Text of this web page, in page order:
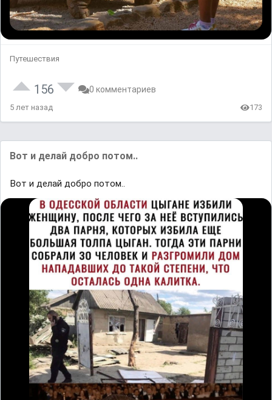
Путешествия
156 0 комментариев
5 лет назад 173
Вот и делай добро потом..
Вот и делай добро потом..